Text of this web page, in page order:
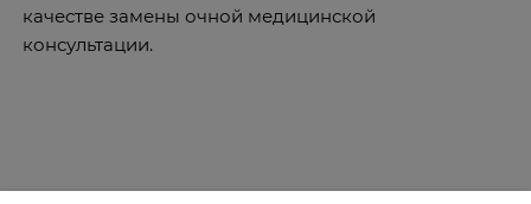
качестве замены очной медицинской
консультации.